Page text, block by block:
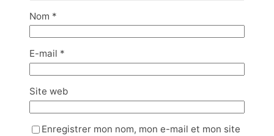
Nom *
E-mail *
Site web
Enregistrer mon nom, mon e-mail et mon site